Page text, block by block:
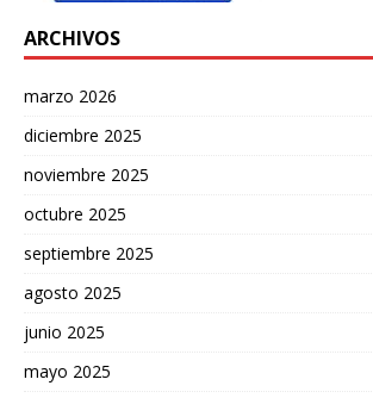
ARCHIVOS
marzo 2026
diciembre 2025
noviembre 2025
octubre 2025
septiembre 2025
agosto 2025
junio 2025
mayo 2025